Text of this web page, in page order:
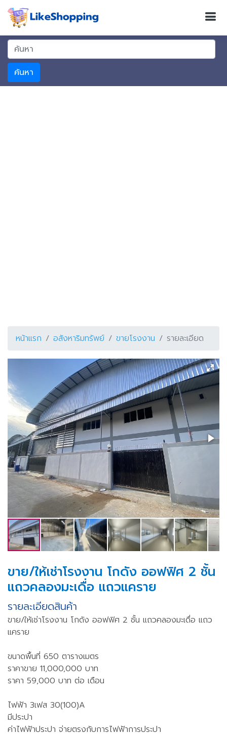
ค้นหา
หน้าแรก อสังหาริมทรัพย์ ขายโรงงาน รายละเอียด
ขาย/ให้เช่าโรงงาน โกดัง ออฟฟิศ 2 ชั้น
แถวคลองมะเดื่อ แถวแคราย
รายละเอียดสินค้า
ขาย/ให้เช่าโรงงาน โกดัง ออฟฟิศ 2 ชั้น แถวคลองมะเดื่อ แถว
แคราย
ขนาดพื้นที่ 650 ตารางเมตร
ราคาขาย 11,000,000 บาท
ราคา 59,000 บาท ต่อ เดือน
ไฟฟ้า 3เฟส 30(100)A
มีประปา
ค่าไฟฟ้าประปา จ่ายตรงกับการไฟฟ้าการประปา